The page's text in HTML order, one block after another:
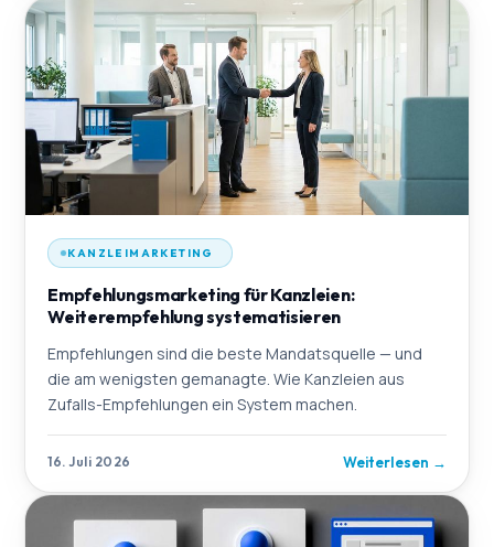
KANZLEIMARKETING
Empfehlungsmarketing für Kanzleien:
Weiterempfehlung systematisieren
Empfehlungen sind die beste Mandatsquelle — und
die am wenigsten gemanagte. Wie Kanzleien aus
Zufalls-Empfehlungen ein System machen.
16. Juli 2026 Weiterlesen →